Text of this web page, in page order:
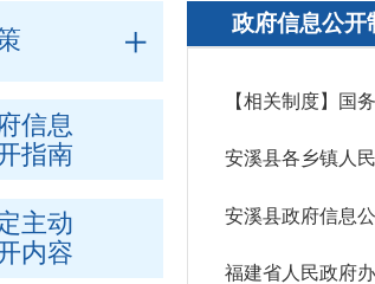
信息
指南
主动
内容
政府信息公开
【相关制度】国
安溪县各乡镇人
安溪县政府信息
福建省人民政府